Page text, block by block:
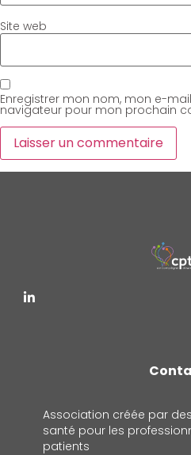
Site web
Enregistrer mon nom, mon e-
navigateur pour mon prochain
Association créée par
santé pour les
patients